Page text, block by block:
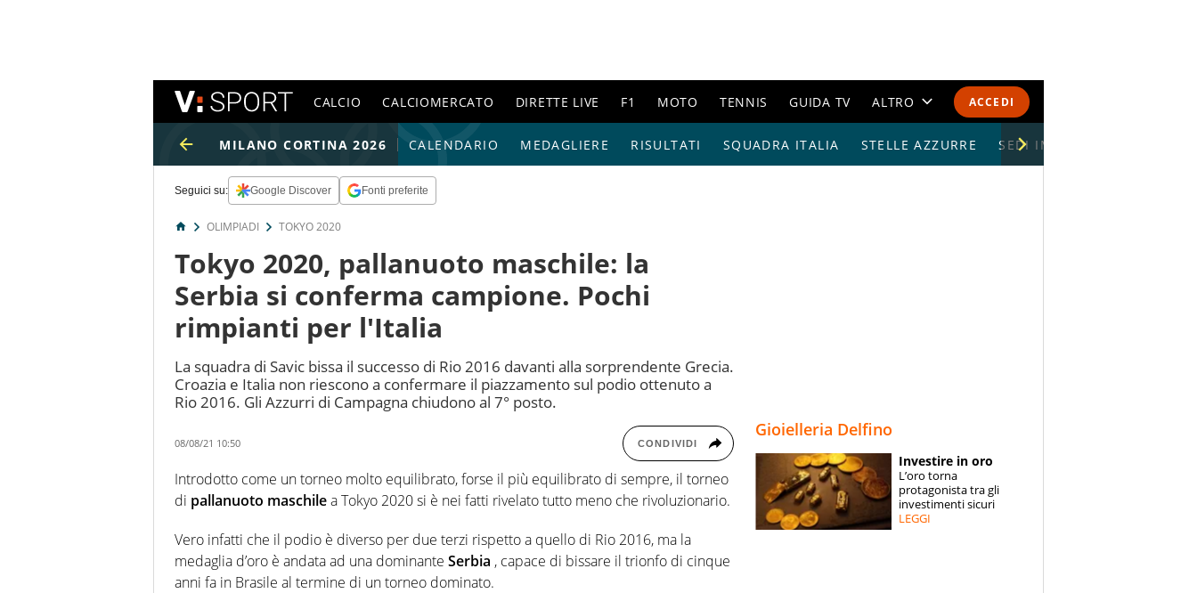
ACCEDI
CALCIO CALCIOMERCATO DIRETTE LIVE F1 MOTO TENNIS GUIDA TV ALTRO
CALENDARI E CLASSIFICHE
ESPERTI
CONTATTI
MILANO CORTINA 2026 CALENDARIO MEDAGLIERE RISULTATI SQUADRA ITALIA STELLE AZZURRE SEDI IMPIANTI
Seguici su: Google Discover Fonti preferite
OLIMPIADI TOKYO 2020
Tokyo 2020, pallanuoto maschile: la
Serbia si conferma campione. Pochi
rimpianti per l'Italia
La squadra di Savic bissa il successo di Rio 2016 davanti alla sorprendente Grecia.
Croazia e Italia non riescono a confermare il piazzamento sul podio ottenuto a
Rio 2016. Gli Azzurri di Campagna chiudono al 7° posto.
08/08/21 10:50 CONDIVIDI
Introdotto come un torneo molto equilibrato, forse il più equilibrato di sempre, il torneo
di pallanuoto maschilea Tokyo 2020 si è nei fatti rivelato tutto meno che rivoluzionario.
Vero infatti che il podio è diverso per due terzi rispetto a quello di Rio 2016, ma la
medaglia d’oro è andata ad una dominante Serbia , capace di bissare il trionfo di cinque
anni fa in Brasile al termine di un torneo dominato.
Gioielleria Delfino
Investire in oro
L’oro torna
protagonista tra gli
investimenti sicuri
LEGGI